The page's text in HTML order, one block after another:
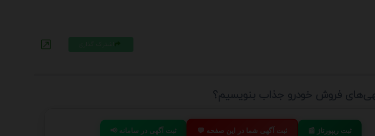
فروش خودرو جذاب بنویسیم؟
📢 ثبت آگهی در سامانه 💬 ثبت آگهی شما در این صفحه 📰 ثبت ریپورتاژ